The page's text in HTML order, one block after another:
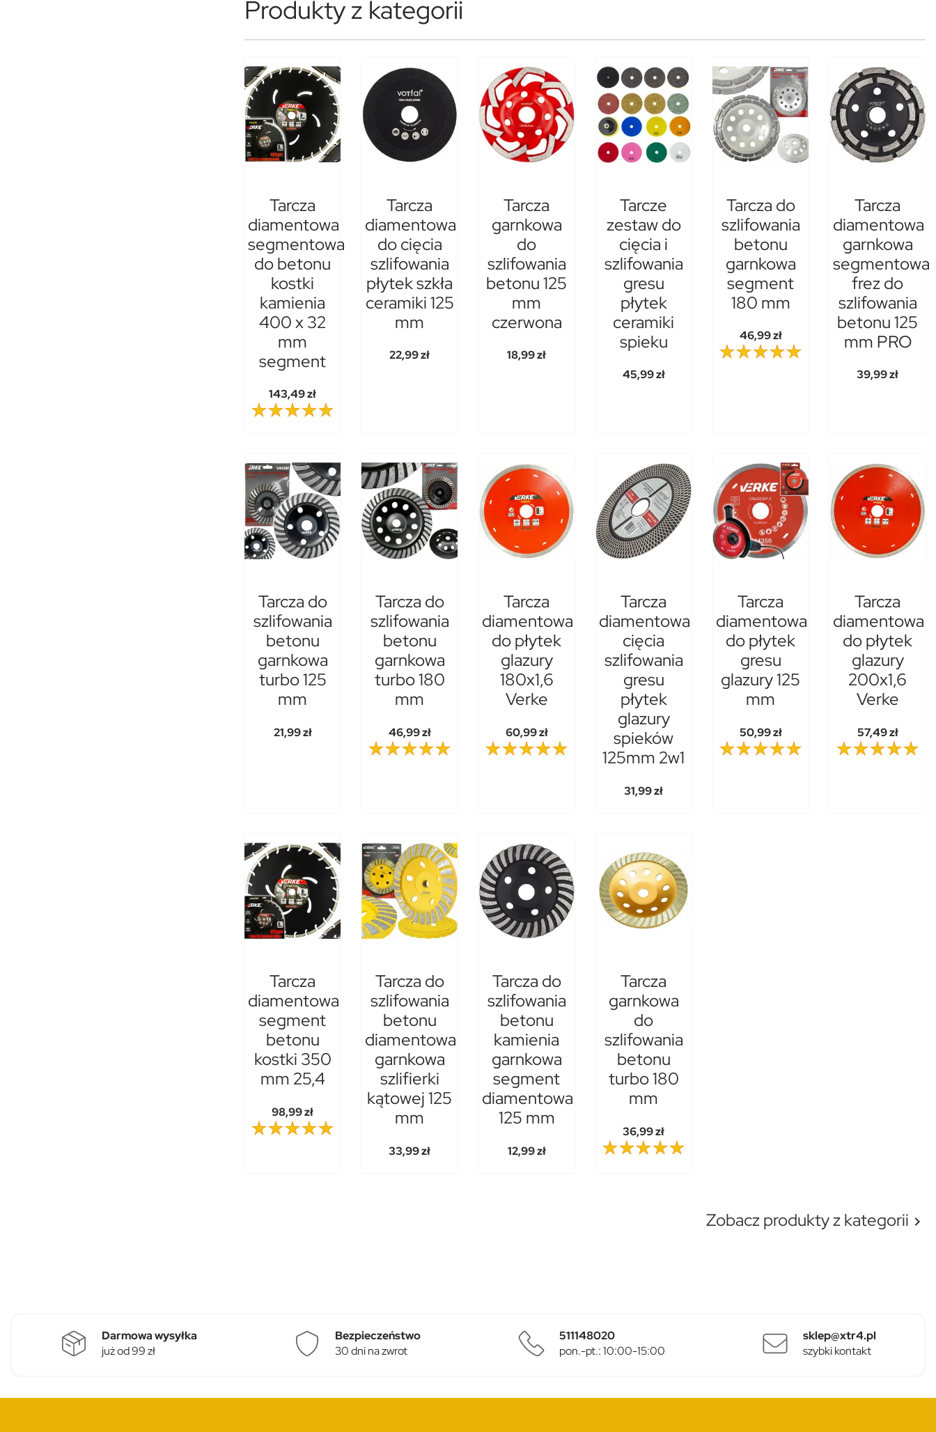
Produkty z kategorii
Tarcza
diamentowa
segmentowa
do betonu
kostki
kamienia
400 x 32
mm
segment
143,49 zł
Tarcza
diamentowa
do cięcia
szlifowania
płytek szkła
ceramiki 125
mm
22,99 zł
Tarcza
garnkowa
do
szlifowania
betonu 125
mm
czerwona
18,99 zł
Tarcze
zestaw do
cięcia i
szlifowania
gresu
płytek
ceramiki
spieku
45,99 zł
Tarcza do
szlifowania
betonu
garnkowa
segment
180 mm
46,99 zł
Tarcza
diamentowa
garnkowa
segmentowa
frez do
szlifowania
betonu 125
mm PRO
39,99 zł
Tarcza do
szlifowania
betonu
garnkowa
turbo 125
mm
21,99 zł
Tarcza do
szlifowania
betonu
garnkowa
turbo 180
mm
46,99 zł
Tarcza
diamentowa
do płytek
glazury
180x1,6
Verke
60,99 zł
Tarcza
diamentowa
cięcia
szlifowania
gresu
płytek
glazury
spieków
125mm 2w1
31,99 zł
Tarcza
diamentowa
do płytek
gresu
glazury 125
mm
50,99 zł
Tarcza
diamentowa
do płytek
glazury
200x1,6
Verke
57,49 zł
Tarcza
diamentowa
segment
betonu
kostki 350
mm 25,4
98,99 zł
Tarcza do
szlifowania
betonu
diamentowa
garnkowa
szlifierki
kątowej 125
mm
33,99 zł
Tarcza do
szlifowania
betonu
kamienia
garnkowa
segment
diamentowa
125 mm
12,99 zł
Tarcza
garnkowa
do
szlifowania
betonu
turbo 180
mm
36,99 zł
Zobacz produkty z kategorii 
Darmowa wysyłka
już od 99 zł
Bezpieczeństwo
30 dni na zwrot
511148020
pon.-pt.: 10:00-15:00
sklep@xtr4.pl
szybki kontakt